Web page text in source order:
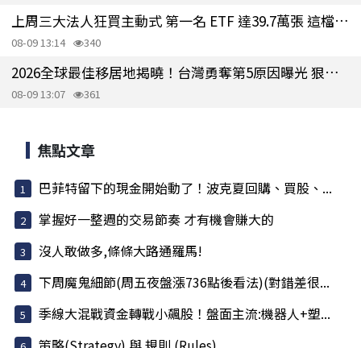
上周三大法人狂買主動式 第一名 ETF 達39.7萬張 這檔新掛牌擠進第三
08-09 13:14 340
2026全球最佳移居地揭曉！台灣勇奪第5原因曝光 狠甩日韓
08-09 13:07 361
焦點文章
巴菲特留下的現金開始動了！波克夏回購、買股、...
掌握好一整週的交易節奏 才有機會賺大的
沒人敢做多,條條大路通羅馬!
下周魔鬼細節(周五夜盤漲736點後看法)(對錯差很...
季線大混戰資金轉戰小飆股！盤面主流:機器人+塑...